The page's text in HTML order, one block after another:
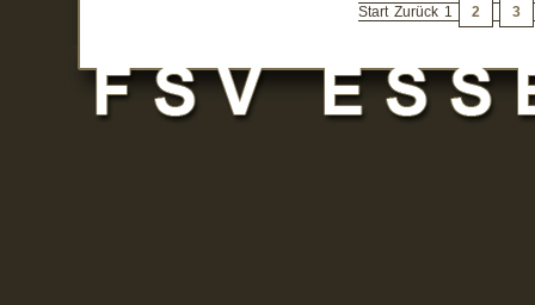
Start Zurück 1 2 3